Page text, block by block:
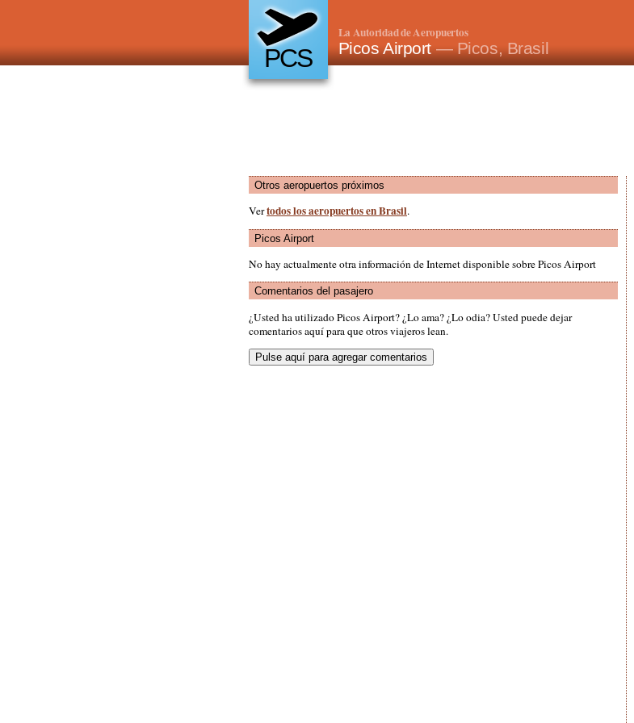
PCS
La Autoridad de Aeropuertos
Picos Airport— Picos, Brasil
Otros aeropuertos próximos
Vertodos los aeropuertos en Brasil.
Picos Airport
No hay actualmente otra información de Internet disponible sobre Picos Airport
Comentarios del pasajero
¿Usted ha utilizado Picos Airport? ¿Lo ama? ¿Lo odia? Usted puede dejar
comentarios aquí para que otros viajeros lean.